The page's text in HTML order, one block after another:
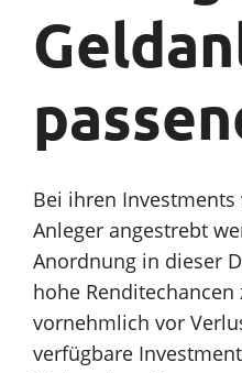
Sparen
Unternehmen
Bei ihren
Anleger angestrebt
Anordnung in dieser
hohe
vornehmlich vor
verfügbare